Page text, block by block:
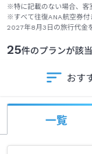
※特に記載のない場合、客
※すべて往復ANA航空券付
2027年8月3日 の旅行代金
25件のプランが該当
おす
一覧